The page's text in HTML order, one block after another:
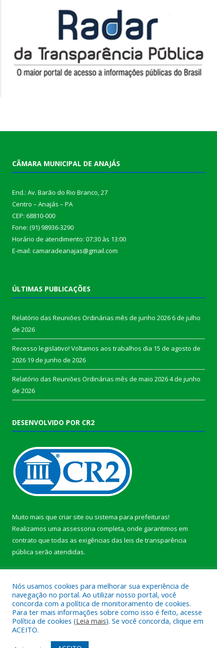
CÂMARA MUNICIPAL DE ANAJÁS
End.: Av. Barão do Rio Branco, 27
Centro – Anajás – PA
CEP: 68810-000
Fone: (91) 98936-3290
Horário de atendimento: 07:30 às 13:00
E-mail: camaradeanajas@gmail.com
ÚLTIMAS PUBLICAÇÕES
Relatório das Reuniões Ordinárias mês de junho 20266 de julho
de 2026
Recesso legislativo! Voltamos aos trabalhos dia 15 de agosto de
2026 19 de junho de 2026
Relatório das Reuniões Ordinárias mês de maio 20264 de junho
de 2026
DESENVOLVIDO POR CR2
Muito mais que criar site ou sistema para prefeituras!
Realizamos uma assessoria completa, onde garantimos em
contrato que todas as exigências das leis de transparência
pública serão atendidas.
Todos os direitos reservados a Câmara Municipal de Anajás.
Nós usamos cookies para melhorar sua experiência de
navegação no portal. Ao utilizar nosso portal, você
concorda com a política de monitoramento de cookies.
Para ter mais informações sobre como isso é feito, acesse
Política de cookies (Leia mais). Se você concorda, clique em
ACEITO.